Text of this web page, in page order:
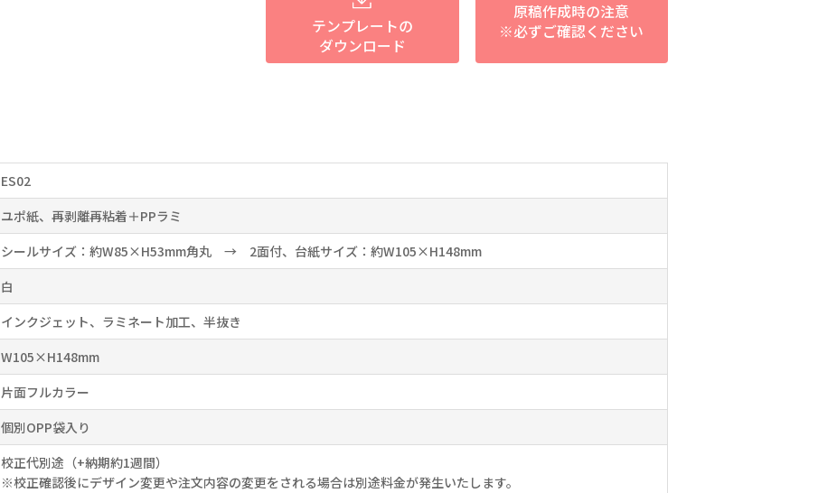
テンプレートの
ダウンロード
原稿作成時の注意
※必ずご確認ください
ES02
ユポ紙、再剥離再粘着＋PPラミ
シールサイズ：約W85×H53mm角丸 → 2面付、台紙サイズ：約W105×H148mm
白
インクジェット、ラミネート加工、半抜き
W105×H148mm
片面フルカラー
個別OPP袋入り
校正代別途（+納期約1週間）
※校正確認後にデザイン変更や注文内容の変更をされる場合は別途料金が発生いたします。